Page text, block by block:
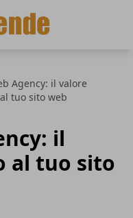
Agency: il valore
tuo sito web
il
al tuo sito